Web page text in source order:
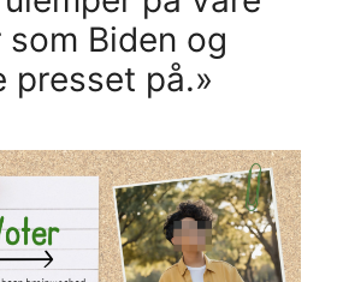
Biden og
presset på.»